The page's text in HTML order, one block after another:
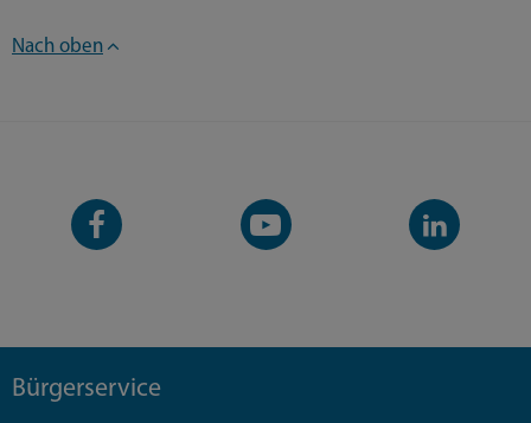
Nach oben
Facebook-
Seite
YouTube-
Kanal
LinkedIn-
Kanal
Bürgerservice